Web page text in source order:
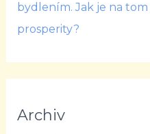
bydlením. Jak je na
prosperity?
Archiv